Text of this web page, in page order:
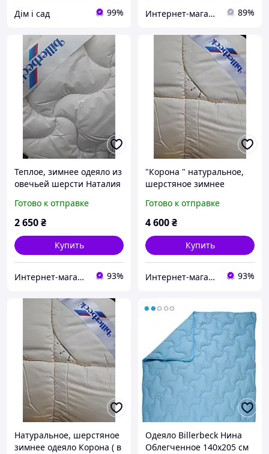
Дім і сад 99% Интернет-магазин "ЮСОН" 89%
Теплое, зимнее одеяло из
овечьей шерсти Наталия
Готово к отправке
2 650₴
Купить
Интернет-магазин Абрикос.com.ua 93%
"Корона " натуральное,
шерстяное зимнее
полуторное.
Готово к отправке
4 600₴
Купить
Интернет-магазин Абрикос.com.ua 93%
Натуральное, шерстяное
зимнее одеяло Корона ( в
Одеяло Billerbeck Нина
Облегченное 140х205 см